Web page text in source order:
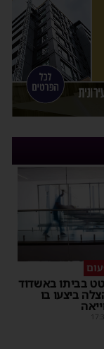
בביתו באשדוד
ביצעו בו